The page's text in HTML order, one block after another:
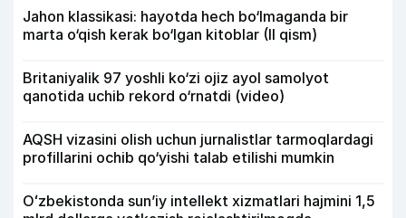
Jahon klassikasi: hayotda hech bo‘lmaganda bir
marta o‘qish kerak bo‘lgan kitoblar (II qism)
Britaniyalik 97 yoshli ko‘zi ojiz ayol samolyot
qanotida uchib rekord o‘rnatdi (video)
AQSH vizasini olish uchun jurnalistlar tarmoqlardagi
profillarini ochib qo‘yishi talab etilishi mumkin
Oʻzbekistonda sunʼiy intellekt xizmatlari hajmini 1,5